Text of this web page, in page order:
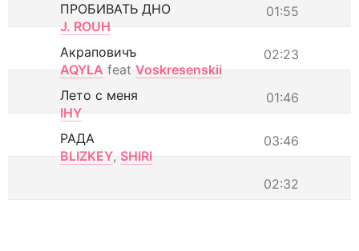
01:55
ПРОБИВАТЬ ДНО
J. ROUH
02:23
Акраповичъ
AQYLA feat Voskresenskii
01:46
Лето с меня
IHY
03:46
РАДА
BLIZKEY, SHIRI
02:32